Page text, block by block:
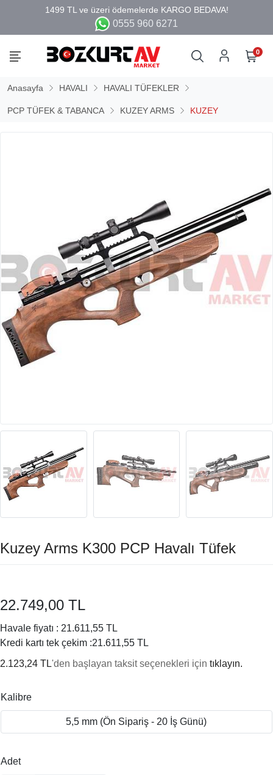
0555 960 6271
0
Anasayfa HAVALI HAVALI TÜFEKLER
PCP TÜFEK & TABANCA KUZEY ARMS KUZEY
Kuzey Arms K300 PCP Havalı Tüfek
22.749,00 TL
Havale fiyatı : 21.611,55 TL
Kredi kartı tek çekim :21.611,55 TL
2.123,24 TL'den başlayan taksit seçenekleri için tıklayın.
Kalibre
5,5 mm (Ön Sipariş - 20 İş Günü)
Adet